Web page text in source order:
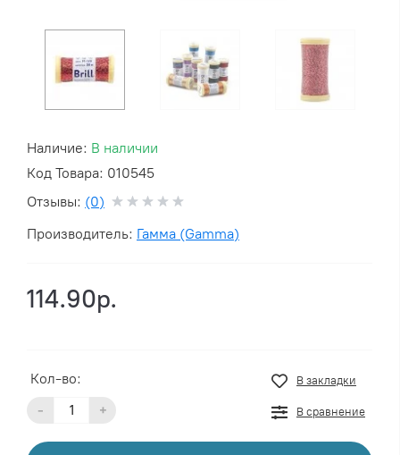
Наличие: В наличии
Код Товара: 010545
Отзывы: (0)
Производитель: Гамма (Gamma)
114.90р.
Кол-во:
- +
В закладки
В сравнение